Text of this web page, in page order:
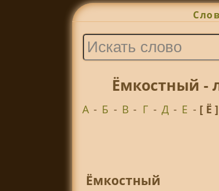
Ёмкостный -
А - Б - В - Г - Д - Е - [ Ё
Ёмкостный